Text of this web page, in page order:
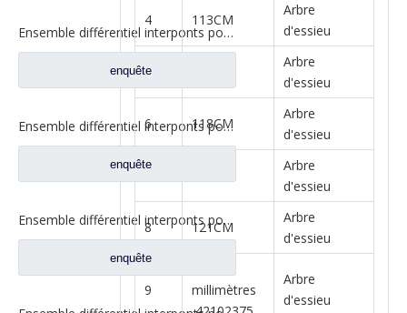
Ensemble différentiel interponts pour Prats W2502107D04A de rechange de camion de Faw Jiefang
enquête
Ensemble différentiel interponts pour Prats de rechange de camion Faw Jiefang A0E 2507055-K5H
enquête
Ensemble différentiel interponts pour Prats de rechange de camion Faw Jiefang A0E 2507055-K5H
enquête
4 113CM
Arbre
d'essieu
5
Arbre
d'essieu
6 118CM
Arbre
d'essieu
Arbre
d'essieu
8 121CM
Arbre
d'essieu
9
millimètres
Arbre
d'essieu